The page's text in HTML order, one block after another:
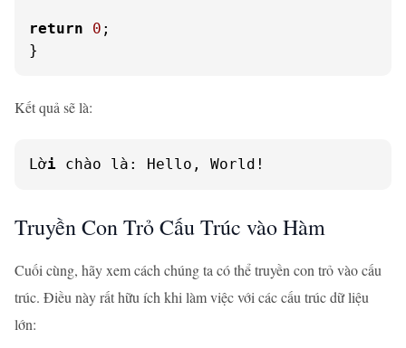
return 0 ;
}
Kết quả sẽ là:
Lời chào là: Hello, World!
Truyền Con Trỏ Cấu Trúc vào Hàm
Cuối cùng, hãy xem cách chúng ta có thể truyền con trỏ vào cấu
trúc. Điều này rất hữu ích khi làm việc với các cấu trúc dữ liệu
lớn: